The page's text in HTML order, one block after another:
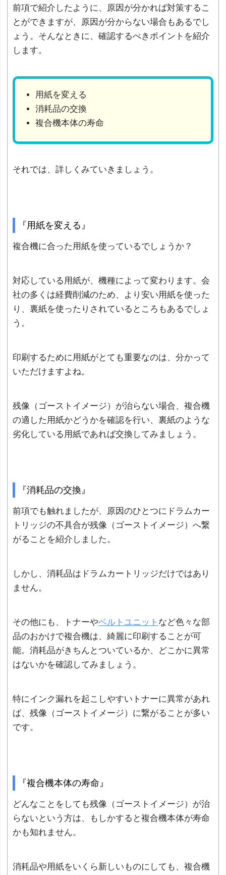
前項で紹介したように、原因が分かれば対策するこ
とができますが、原因が分からない場合もあるでし
ょう。そんなときに、確認するべきポイントを紹介
します。
用紙を変える
消耗品の交換
複合機本体の寿命
それでは、詳しくみていきましょう。
『用紙を変える』
複合機に合った用紙を使っているでしょうか？
対応している用紙が、機種によって変わります。会
社の多くは経費削減のため、より安い用紙を使った
り、裏紙を使ったりされているところもあるでしょ
う。
印刷するために用紙がとても重要なのは、分かって
いただけますよね。
残像（ゴーストイメージ）が治らない場合、複合機
の適した用紙かどうかを確認を行い、裏紙のような
劣化している用紙であれば交換してみましょう。
『消耗品の交換』
前項でも触れましたが、原因のひとつにドラムカー
トリッジの不具合が残像（ゴーストイメージ）へ繋
がることを紹介しました。
しかし、消耗品はドラムカートリッジだけではあり
ません。
その他にも、トナーやベルトユニット など色々な部
品のおかけで複合機は、綺麗に印刷することが可
能。消耗品がきちんとついているか、どこかに異常
はないかを確認してみましょう。
特にインク漏れを起こしやすいトナーに異常があれ
ば、残像（ゴーストイメージ）に繋がることが多い
です。
『複合機本体の寿命』
どんなことをしても残像（ゴーストイメージ）が治
らないという方は、もしかすると複合機本体が寿命
かも知れません。
消耗品や用紙をいくら新しいものにしても、複合機